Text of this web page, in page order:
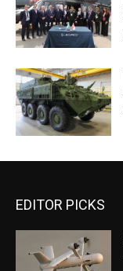
EDITOR PICKS